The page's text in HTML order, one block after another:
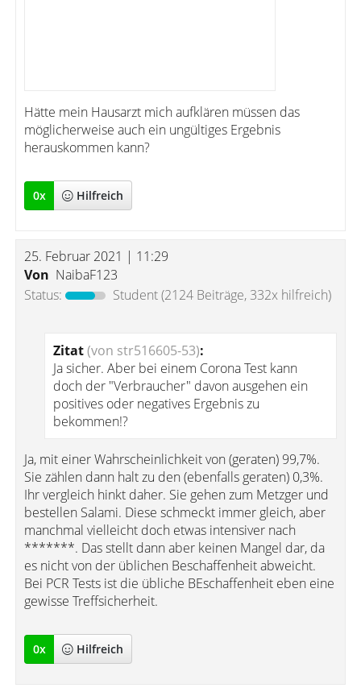
Hätte mein Hausarzt mich aufklären müssen das
möglicherweise auch ein ungültiges Ergebnis
herauskommen kann?
0x Hilfreich
25. Februar 2021 | 11:29
Von NaibaF123
Status:
Student(2124 Beiträge, 332x hilfreich)
Zitat(von str516605-53):
Ja sicher. Aber bei einem Corona Test kann
doch der "Verbraucher" davon ausgehen ein
positives oder negatives Ergebnis zu
bekommen!?
Ja, mit einer Wahrscheinlichkeit von (geraten) 99,7%.
Sie zählen dann halt zu den (ebenfalls geraten) 0,3%.
Ihr vergleich hinkt daher. Sie gehen zum Metzger und
bestellen Salami. Diese schmeckt immer gleich, aber
manchmal vielleicht doch etwas intensiver nach
*******. Das stellt dann aber keinen Mangel dar, da
es nicht von der üblichen Beschaffenheit abweicht.
Bei PCR Tests ist die übliche BEschaffenheit eben eine
gewisse Treffsicherheit.
0x Hilfreich